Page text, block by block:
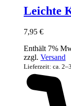
Leichte
7,95 €
Enthält 7%
zzgl. Versand
Lieferzeit: ca.